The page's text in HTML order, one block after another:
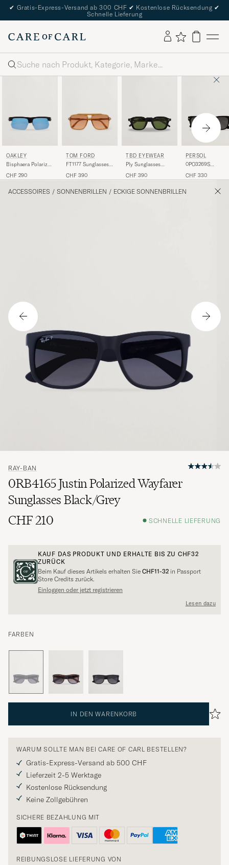
✔ Gratis-Express-Versand ab 300 CHF ✔ Kostenlose Rücksendung ✔
Schnelle Lieferung
Suche
OAKLEY
Bisphaera Polarized
Black
CHF 290
TOM FORD
FT1177 Sunglasses
CHF 390
TBD EYEWEAR
Ply Sunglasses
CHF 390
PERSOL
0PO3269S
CHF 330
ACCESSOIRES / SONNENBRILLEN / ECKIGE SONNENBRILLEN
RAY-BAN
0RB4165 Justin Polarized Wayfarer
Sunglasses Black/Grey
CHF 210
SCHNELLE LIEFERUNG
KAUF DAS PRODUKT UND ERHALTE BIS ZU CHF32
ZURÜCK
Beim Kauf dieses Artikels erhalten Sie CHF11-32 in Passport
Store Credits zurück.
Einloggen oder jetzt registrieren
Lesen dazu
FARBEN
IN DEN WARENKORB
WARUM SOLLTE MAN BEI CARE OF CARL BESTELLEN?
Gratis-Express-Versand ab 500 CHF
Lieferzeit 2-5 Werktage
Kostenlose Rücksendung
Keine Zollgebühren
SICHERE BEZAHLUNG MIT
REIBUNGSLOSE LIEFERUNG VON